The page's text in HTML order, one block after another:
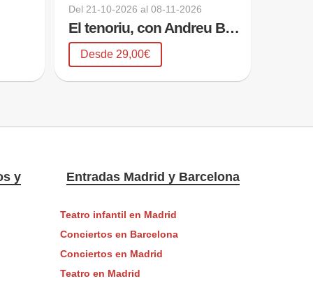
Del 21-10-2026 al08-11-2026
El tenoriu, con Andreu Buenafuente y Sílvia Abril
Desde 29,00€
y Entradas Madrid y Barcelona
Teatro infantil en Madrid
Conciertos en Barcelona
Conciertos en Madrid
Teatro en Madrid